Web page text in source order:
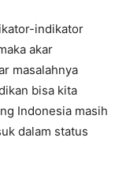
indikator
akar
masalahnya
bisa kita
Indonesia masih
dalam status